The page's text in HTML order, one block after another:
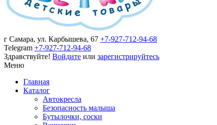
г Самара, ул. Карбышева, 67 +7-927-712-94-68
Telegram +7-927-712-94-68
Здравствуйте! Войдите или зарегистрируйтесь
Меню
Главная
Каталог
Автокресла
Безопасность малыша
Бутылочки, соски